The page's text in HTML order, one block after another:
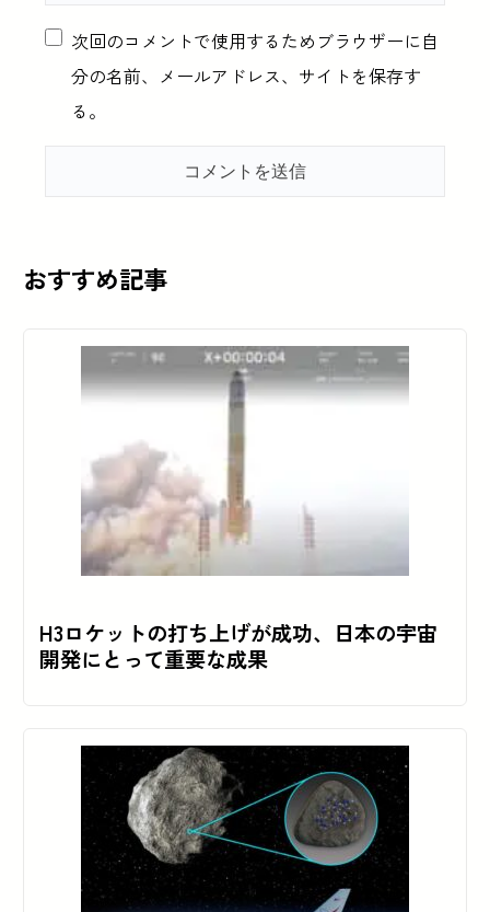
次回のコメントで使用するためブラウザーに自
分の名前、メールアドレス、サイトを保存す
る。
おすすめ記事
H3ロケットの打ち上げが成功、日本の宇宙
開発にとって重要な成果